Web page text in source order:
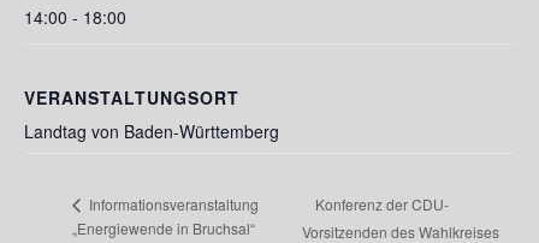
14:00 - 18:00
VERANSTALTUNGSORT
Landtag von Baden-Württemberg
Informationsveranstaltung
„Energiewende in Bruchsal“
Konferenz der CDU-
Vorsitzenden des Wahlkreises